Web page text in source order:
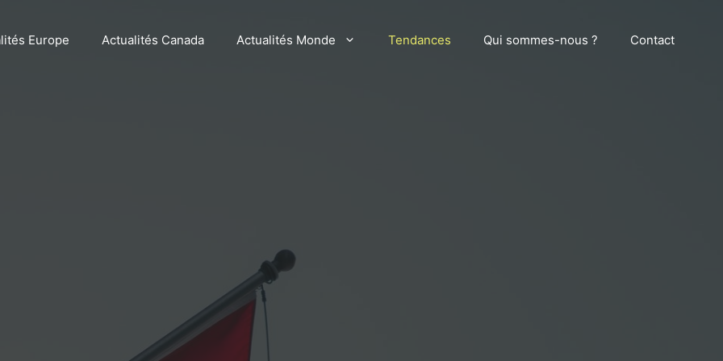
Europe Actualités Canada Actualités Monde Tendances Qui sommes-nous ? Contact